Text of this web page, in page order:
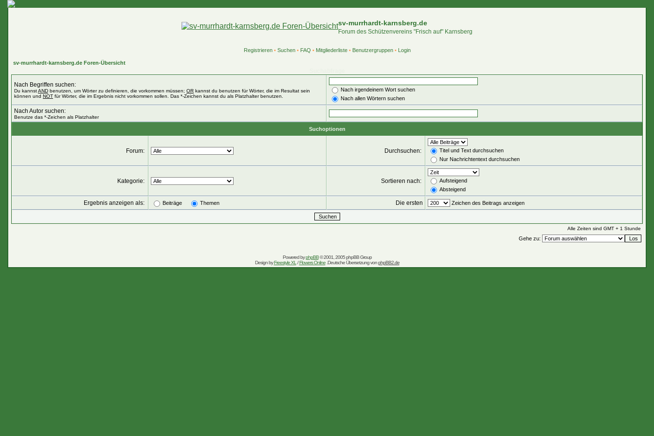
sv-murrhardt-karnsberg.de
Forum des Schützenvereins "Frisch auf" Karnsberg
Registrieren• Suchen• FAQ • Mitgliederliste• Benutzergruppen• Login
sv-murrhardt-karnsberg.de Foren-Übersicht
Nach Begriffen suchen:
Du kannstAND benutzen, um Wörter zu definieren, die vorkommen müssen; OR kannst du benutzen für Wörter, die im Resultat sein
können und NOT für Wörter, die im Ergebnis nicht vorkommen sollen. Das *-Zeichen kannst du als Platzhalter benutzen.
Nach irgendeinem Wort suchen
Nach allen Wörtern suchen
Nach Autor suchen:
Benutze das *-Zeichen als Platzhalter
Suchoptionen
Forum: Durchsuchen:
Titel und Text durchsuchen
Nur Nachrichtentext durchsuchen
Kategorie: Sortieren nach:
Aufsteigend
Absteigend
Ergebnis anzeigen als: Beiträge Themen Die ersten Zeichen des Beitrags anzeigen
Alle Zeiten sind GMT + 1 Stunde
Gehe zu:
Powered byphpBB© 2001, 2005 phpBB Group
Design byFreestyle XL /Flowers Online.Deutsche Übersetzung vonphpBB2.de